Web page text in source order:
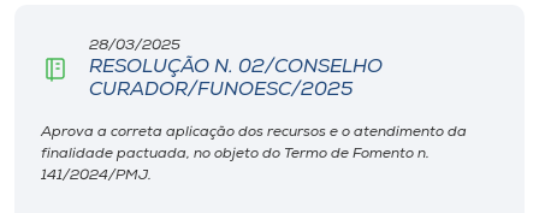
Editora
Rádio
28/03/2025
RESOLUÇÃO N. 02/CONSELHO
CURADOR/FUNOESC/2025
Aprova a correta aplicação dos recursos e o atendimento da
finalidade pactuada, no objeto do Termo de Fomento n.
141/2024/PMJ.